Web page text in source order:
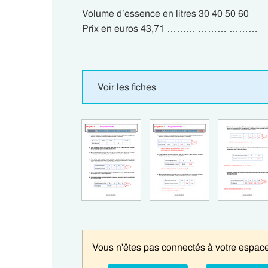
Volume d’essence en litres 30 40 50 60
Prix en euros 43,71 ……… ……… ………
Voir les fiches
Vous n'êtes pas connectés à votre